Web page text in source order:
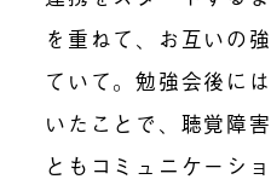
を重ねて、お互いの
ていて。勉強会後に
いたことで、聴覚障
ともコミュニケーシ